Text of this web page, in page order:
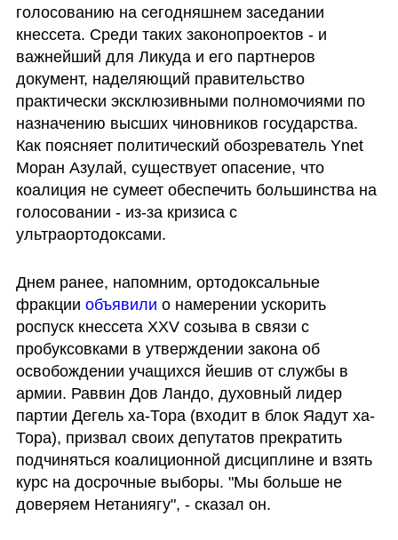
голосованию на сегодняшнем заседании
кнессета. Среди таких законопроектов - и
важнейший для Ликуда и его партнеров
документ, наделяющий правительство
практически эксклюзивными полномочиями по
назначению высших чиновников государства.
Как поясняет политический обозреватель Ynet
Моран Азулай, существует опасение, что
коалиция не сумеет обеспечить большинства на
голосовании - из-за кризиса с
ультраортодоксами.
Днем ранее, напомним, ортодоксальные
фракции объявили о намерении ускорить
роспуск кнессета XXV созыва в связи с
пробуксовками в утверждении закона об
освобождении учащихся йешив от службы в
армии. Раввин Дов Ландо, духовный лидер
партии Дегель ха-Тора (входит в блок Яадут ха-
Тора), призвал своих депутатов прекратить
подчиняться коалиционной дисциплине и взять
курс на досрочные выборы. "Мы больше не
доверяем Нетаниягу", - сказал он.